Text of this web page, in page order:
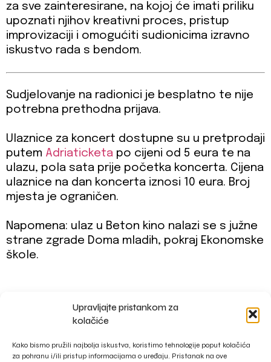
Upravljajte pristankom za
kolačiće
Kako bismo pružili najbolja iskustva, koristimo tehnologije poput kolačića
za pohranu i/ili pristup informacijama o uređaju. Pristanak na ove
za sve zainteresirane, na kojoj će imati priliku
upoznati njihov kreativni proces, pristup
improvizaciji i omogućiti sudionicima izravno
iskustvo rada s bendom.
Sudjelovanje na radionici je besplatno te nije
potrebna prethodna prijava.
Ulaznice za koncert dostupne su u pretprodaji
putem Adriaticketa po cijeni od 5 eura te na
ulazu, pola sata prije početka koncerta. Cijena
ulaznice na dan koncerta iznosi 10 eura. Broj
mjesta je ograničen.
Napomena: ulaz u Beton kino nalazi se s južne
strane zgrade Doma mladih, pokraj Ekonomske
škole.
impressum
privacy policy